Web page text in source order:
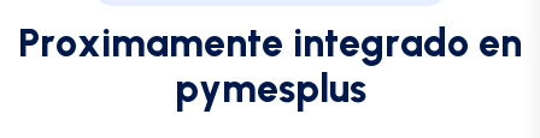
Proximamente integrado en
pymesp us